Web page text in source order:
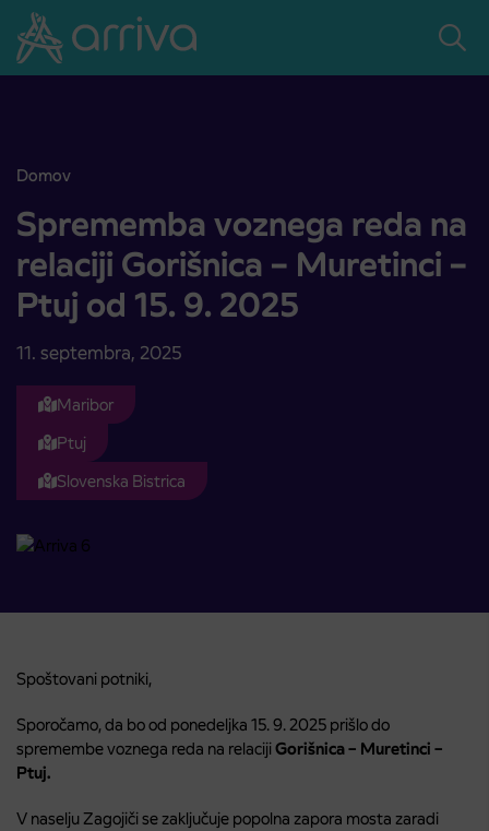
Skoči na vsebino
Domov
Sprememba voznega reda na relaciji Gorišnica – Muretinci – Ptuj
Sprememba voznega reda na
relaciji Gorišnica – Muretinci –
Ptuj od 15. 9. 2025
11. septembra, 2025
Maribor
Ptuj
Slovenska Bistrica
Spoštovani potniki,
Sporočamo, da bo od ponedeljka 15. 9. 2025 prišlo do
spremembe voznega reda na relacijiGorišnica – Muretinci –
Ptuj.
V naselju Zagojiči se zaključuje popolna zapora mosta zaradi